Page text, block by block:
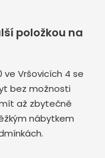
položkou na
ve Vršovicích 4 se
bez možnosti
až zbytečně
nábytkem